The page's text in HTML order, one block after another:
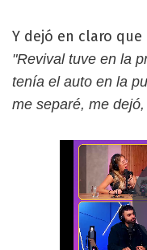
Y dejó en claro
"Revival tuve en la
tenía el auto en la
me separé, me